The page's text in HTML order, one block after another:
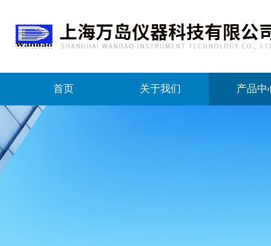
首页 关于我们 产品中